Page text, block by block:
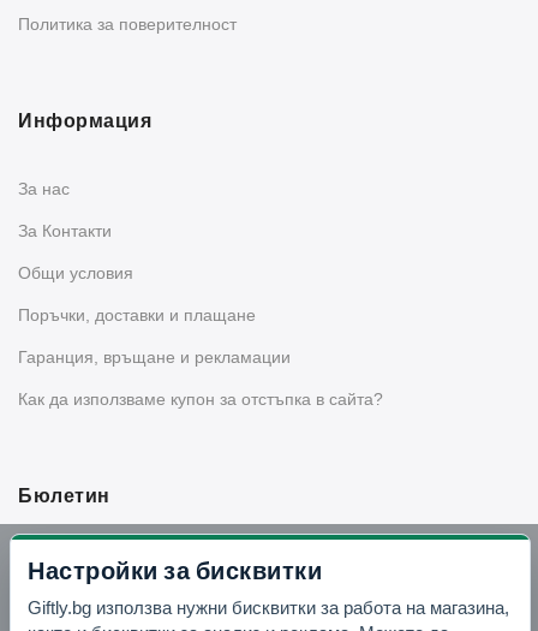
Политика за поверителност
Информация
За нас
За Контакти
Общи условия
Поръчки, доставки и плащане
Гаранция, връщане и рекламации
Как да използваме купон за отстъпка в сайта?
Бюлетин
Вземи -10% отстъпка в Telegram
Отвори Telegram
Настройки за бисквитки
Giftly.bg използва нужни бисквитки за работа на магазина,